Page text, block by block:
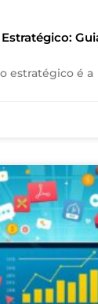
estratégico é a